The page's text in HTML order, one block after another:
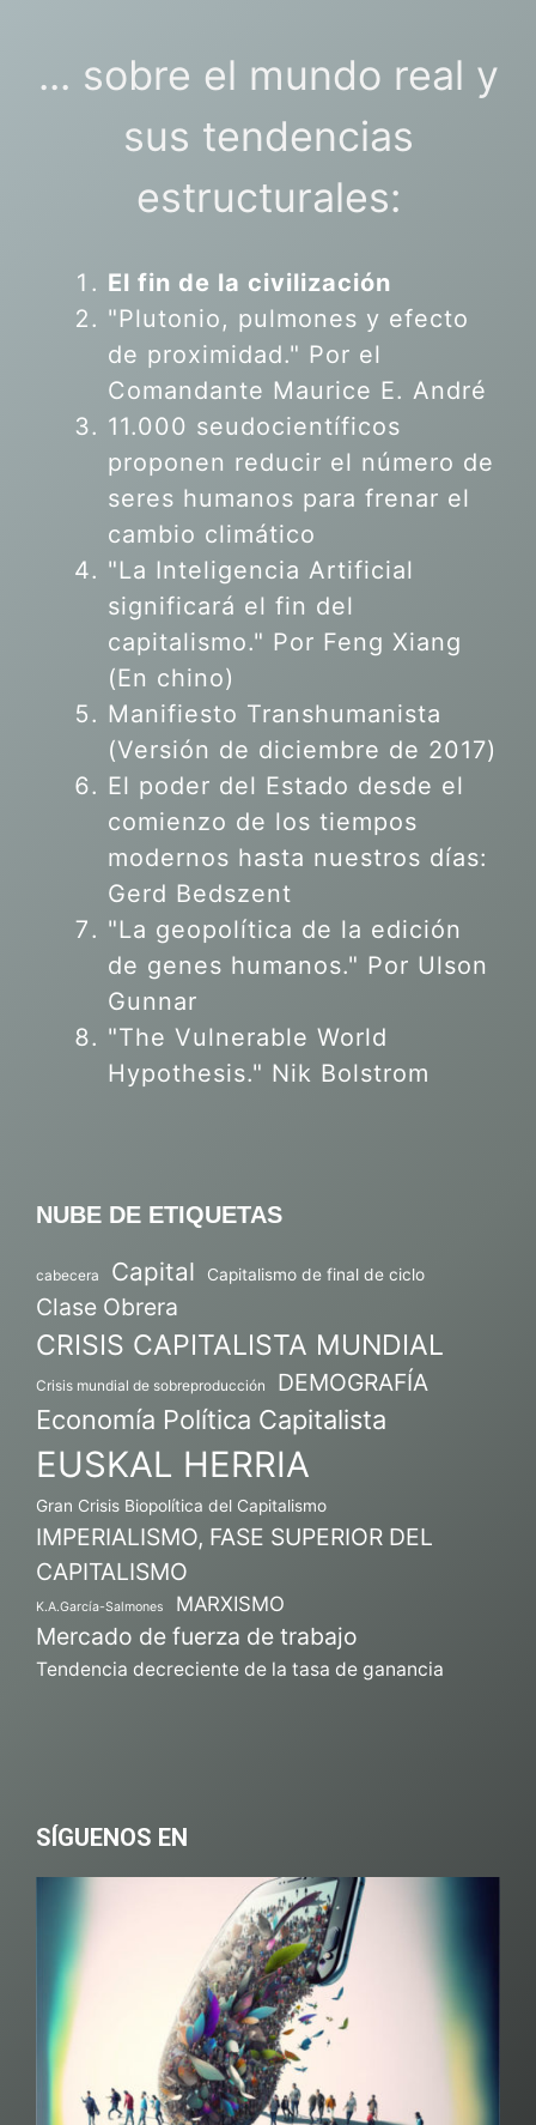
... sobre el mundo real y
sus tendencias
estructurales:
El fin de la civilización
"Plutonio, pulmones y efecto
de proximidad." Por el
Comandante Maurice E. André
11.000 seudocientíficos
proponen reducir el número de
seres humanos para frenar el
cambio climático
"La Inteligencia Artificial
significará el fin del
capitalismo." Por Feng Xiang
(En chino)
Manifiesto Transhumanista
(Versión de diciembre de 2017)
El poder del Estado desde el
comienzo de los tiempos
modernos hasta nuestros días:
Gerd Bedszent
"La geopolítica de la edición
de genes humanos." Por Ulson
Gunnar
"The Vulnerable World
Hypothesis." Nik Bolstrom
NUBE DE ETIQUETAS
cabecera Capital Capitalismo de final de ciclo
Clase Obrera
CRISIS CAPITALISTA MUNDIAL
Crisis mundial de sobreproducción DEMOGRAFÍA
Economía Política Capitalista
EUSKAL HERRIA
Gran Crisis Biopolítica del Capitalismo
IMPERIALISMO, FASE SUPERIOR DEL
CAPITALISMO
K.A.García-Salmones MARXISMO
Mercado de fuerza de trabajo
Tendencia decreciente de la tasa de ganancia
SÍGUENOS EN